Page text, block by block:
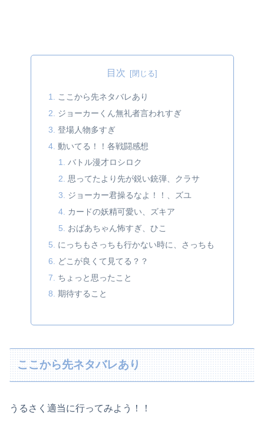
目次
ここから先ネタバレあり
ジョーカーくん無礼者言われすぎ
登場人物多すぎ
動いてる！！各戦闘感想
バトル漫才ロシロク
思ってたより先が鋭い銃弾、クラサ
ジョーカー君操るなよ！！、ズユ
カードの妖精可愛い、ズキア
おばあちゃん怖すぎ、ひこ
にっちもさっちも行かない時に、さっちも
どこが良くて見てる？？
ちょっと思ったこと
期待すること
ここから先ネタバレあり
うるさく適当に行ってみよう！！